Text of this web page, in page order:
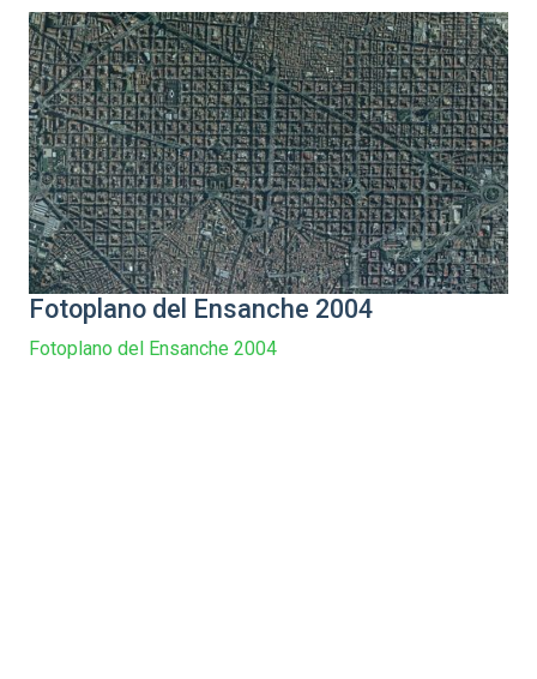
Fotoplano del Ensanche 2004
Fotoplano del Ensanche 2004